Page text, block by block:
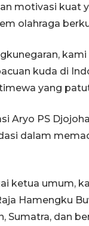
motivasi kuat
olahraga
kuda di
yang
Aryo PS
dalam
ketua umum,
Hamengku
Sumatra, dan